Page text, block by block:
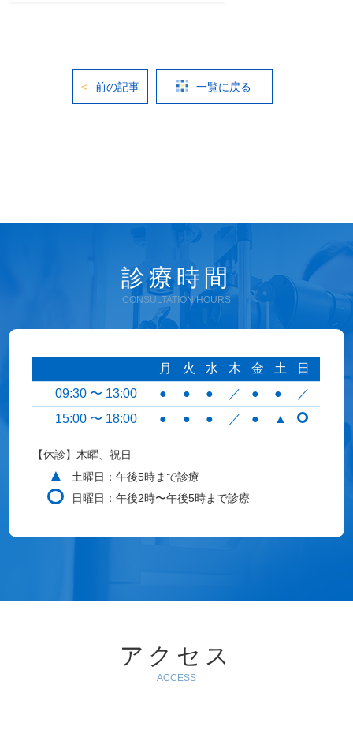
前の記事 一覧に戻る
診療時間
CONSULTATION HOURS
月 火 水 木 金 土
日
09:30 〜 13:00
● ● ● ／ ● ●
／
15:00 〜 18:00
● ● ● ／ ● ▲
【休診】木曜、祝日
▲
土曜日：午後5時まで診療
日曜日：午後2時〜午後5時まで診療
アクセス
ACCESS